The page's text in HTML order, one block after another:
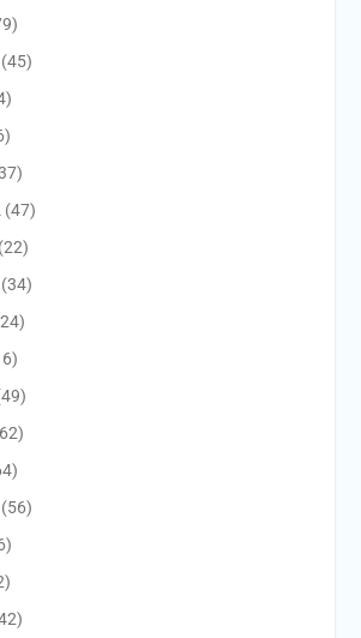
(45)
(47)
(22)
(34)
(56)